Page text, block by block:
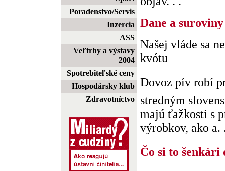
Poradenstvo/Servis
Inzercia
ASS
Veľtrhy a výstavy
2004
Spotrebiteľské ceny
Hospodársky klub
Zdravotníctvo
Dane a suroviny
Našej vláde sa
kvótu
Dovoz pív robí
stredným
majú ťažkosti s
výrobkov, ako a.
Čo si to